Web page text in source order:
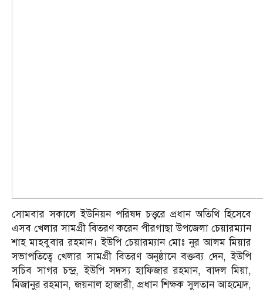
সোমবার সকালে ইউনিয়ন পরিষদ চত্ত্বরে প্রধান অতিথি হিসেবে
এসব খেলার সামগ্রী বিতরণ করেন পীরগাছা উপজেলা চেয়ারম্যান
শাহ মাহবুবার রহমান। ইউপি চেয়ারম্যান মোঃ নুর আলম মিয়ার
সভাপতিত্বে খেলার সামগ্রী বিতরণ অনুষ্ঠানে বক্তব্য দেন, ইউপি
সচিব সাগর চন্দ্র, ইউপি সদস্য হাফিজার রহমান, বাদল মিয়া,
মিজানুর রহমান, জয়নাল হাজারী, প্রধান শিক্ষক সুলতান আহম্মেদ,